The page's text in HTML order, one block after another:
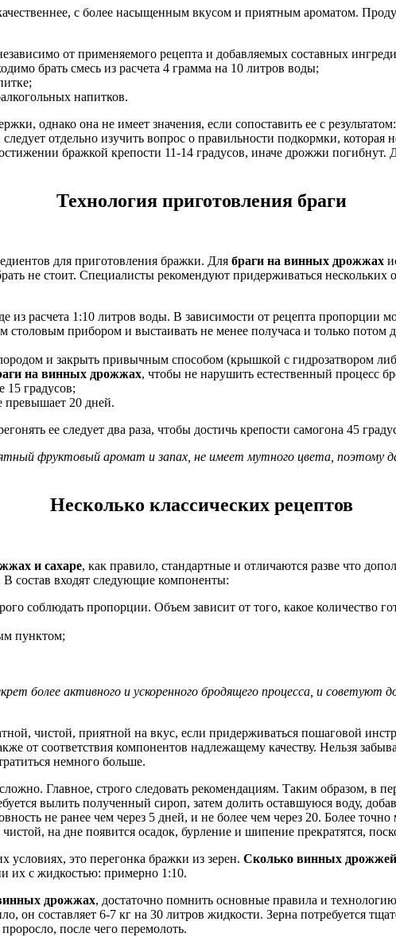
с более насыщенным вкусом и приятным ароматом.
от применяемого рецепта и добавляемых составных
брать смесь из расчета 4 грамма на 10 литров воды;
напитков.
однако она не имеет значения, если сопоставить ее с
следует отдельно изучить вопрос о правильности подкормки,
бражкой крепости 11-14 градусов, иначе дрожжи
Технология приготовления браги
для приготовления бражки. Для браги на винных дрожжах
не стоит. Специалисты рекомендуют придерживаться
из расчета 1:10 литров воды. В зависимости от рецепта пропорции
прибором и выстаивать не менее получаса и только потом
и закрыть привычным способом (крышкой с гидрозатвором
на винных дрожжах, чтобы не нарушить естественный процесс
15 градусов;
превышает 20 дней.
ее следует два раза, чтобы достичь крепости самогона 45
фруктовый аромат и запах, не имеет мутного цвета, поэтому
Несколько классических рецептов
и сахаре, как правило, стандартные и отличаются разве что
В состав входят следующие компоненты:
соблюдать пропорции. Объем зависит от того, какое количество
пунктом;
более активного и ускоренного бродящего процесса, и советуют
чистой, приятной на вкус, если придерживаться пошаговой
от соответствия компонентов надлежащему качеству. Нельзя
немного больше.
Главное, строго следовать рекомендациям. Таким образом, в
вылить полученный сироп, затем долить оставшуюся воду,
не ранее чем через 5 дней, и не более чем через 20. Более
на дне появится осадок, бурление и шипение прекратятся,
это перегонка бражки из зерен. Сколько винных дрожжей
их с жидкостью: примерно 1:10.
дрожжах, достаточно помнить основные правила и
он составляет 6-7 кг на 30 литров жидкости. Зерна потребуется
после чего перемолоть.